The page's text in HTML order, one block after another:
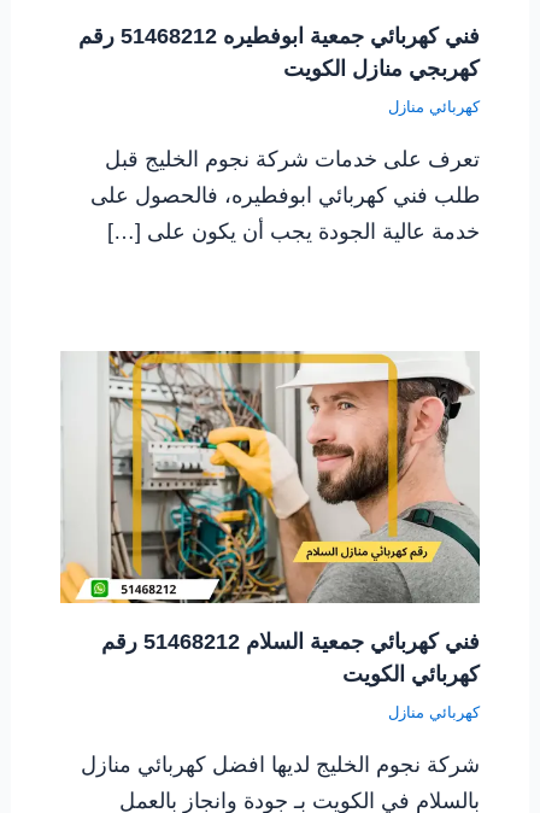
فني كهربائي جمعية ابوفطيره 51468212 رقم
كهربجي منازل الكويت
كهربائي منازل
تعرف على خدمات شركة نجوم الخليج قبل
طلب فني كهربائي ابوفطيره، فالحصول على
خدمة عالية الجودة يجب أن يكون على […]
فني كهربائي جمعية السلام 51468212 رقم
كهربائي الكويت
كهربائي منازل
شركة نجوم الخليج لديها افضل كهربائي منازل
بالسلام في الكويت بـ جودة وانجاز بالعمل